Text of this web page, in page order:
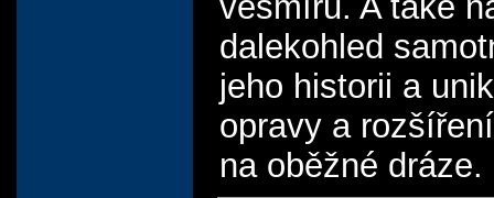
dalekohled
jeho historii a
opravy a
na oběžné dráze.